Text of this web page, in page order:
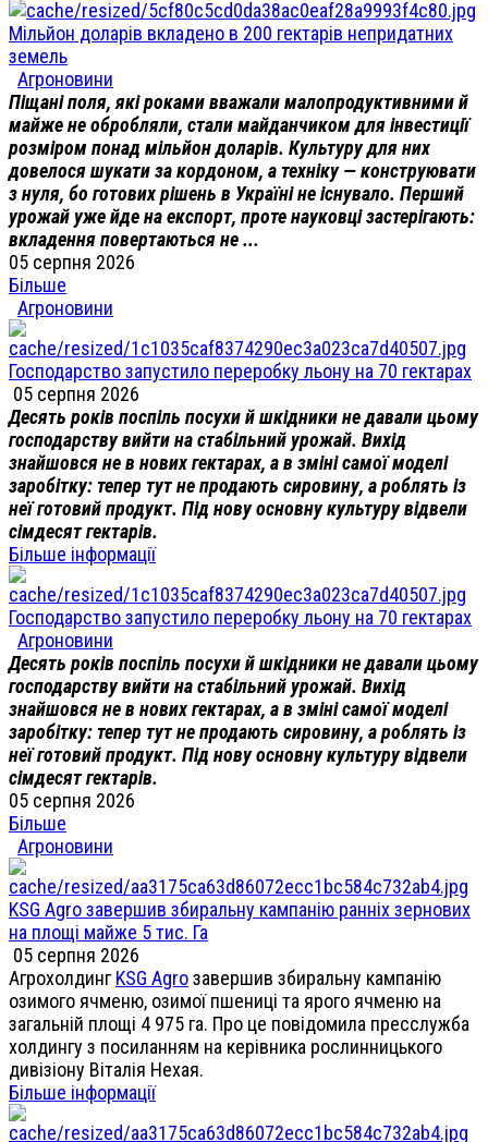
Мільйон доларів вкладено в 200 гектарів непридатних
земель
Агроновини
Піщані поля, які роками вважали малопродуктивними й
майже не обробляли, стали майданчиком для інвестиції
розміром понад мільйон доларів. Культуру для них
довелося шукати за кордоном, а техніку — конструювати
з нуля, бо готових рішень в Україні не існувало. Перший
урожай уже йде на експорт, проте науковці застерігають:
вкладення повертаються не ...
05 серпня 2026
Більше
Агроновини
Господарство запустило переробку льону на 70 гектарах
05 серпня 2026
Десять років поспіль посухи й шкідники не давали цьому
господарству вийти на стабільний урожай. Вихід
знайшовся не в нових гектарах, а в зміні самої моделі
заробітку: тепер тут не продають сировину, а роблять із
неї готовий продукт. Під нову основну культуру відвели
сімдесят гектарів.
Більше інформації
Господарство запустило переробку льону на 70 гектарах
Агроновини
Десять років поспіль посухи й шкідники не давали цьому
господарству вийти на стабільний урожай. Вихід
знайшовся не в нових гектарах, а в зміні самої моделі
заробітку: тепер тут не продають сировину, а роблять із
неї готовий продукт. Під нову основну культуру відвели
сімдесят гектарів.
05 серпня 2026
Більше
Агроновини
KSG Agro завершив збиральну кампанію ранніх зернових
на площі майже 5 тис. Га
05 серпня 2026
АгрохолдингKSG Agroзавершив збиральну кампанію
озимого ячменю, озимої пшениці та ярого ячменю на
загальній площі 4 975 га. Про це повідомила пресслужба
холдингу з посиланням на керівника рослинницького
дивізіону Віталія Нехая.
Більше інформації